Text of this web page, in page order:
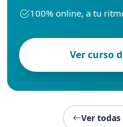
100% online, a tu
Ver curso
Ver